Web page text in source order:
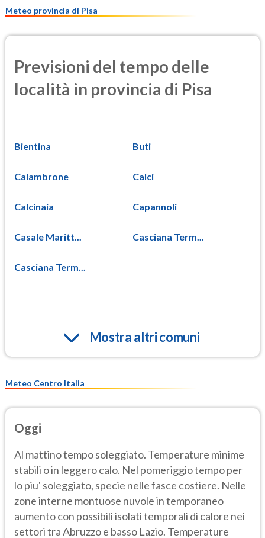
Meteo provincia di Pisa
Previsioni del tempo delle
località in provincia di Pisa
Bientina Buti
Calambrone Calci
Calcinaia Capannoli
Casale Maritt... Casciana Term...
Casciana Term...
Mostra altri comuni
Meteo Centro Italia
Oggi
Al mattino tempo soleggiato. Temperature minime
stabili o in leggero calo. Nel pomeriggio tempo per
lo piu' soleggiato, specie nelle fasce costiere. Nelle
zone interne montuose nuvole in temporaneo
aumento con possibili isolati temporali di calore nei
settori tra Abruzzo e basso Lazio. Temperature